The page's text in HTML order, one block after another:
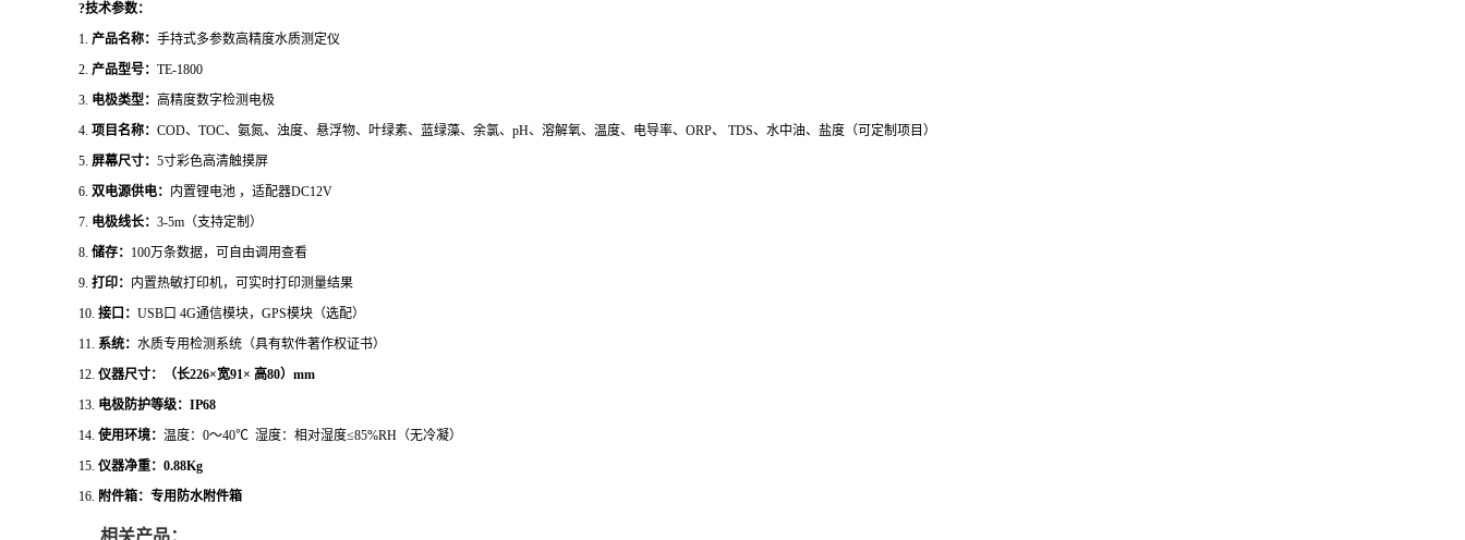
?技术参数：
1. 产品名称： 手持式多参数高精度水质测定仪
2. 产品型号： TE-1800
3. 电极类型： 高精度数字检测电极
4. 项目名称： COD、TOC、氨氮、浊度、悬浮物、叶绿素、蓝绿藻、余氯、pH、溶解氧、温度、电导率、ORP、 TDS、水中油、盐度（可定制项目）
5. 屏幕尺寸： 5寸彩色高清触摸屏
6. 双电源供电： 内置锂电池 ，适配器DC12V
7. 电极线长： 3-5m（支持定制）
8. 储存： 100万条数据，可自由调用查看
9. 打印： 内置热敏打印机，可实时打印测量结果
10. 接口： USB口 4G通信模块，GPS模块（选配）
11. 系统： 水质专用检测系统（具有软件著作权证书）
12. 仪器尺寸：（长226×宽91× 高80） mm
13. 电极防护等级： IP68
14. 使用环境： 温度： 0～40℃ 湿度：相对湿度≤85%RH（无冷凝）
15. 仪器净重： 0.88Kg
16. 附件箱：专用防水附件箱
相关产品：